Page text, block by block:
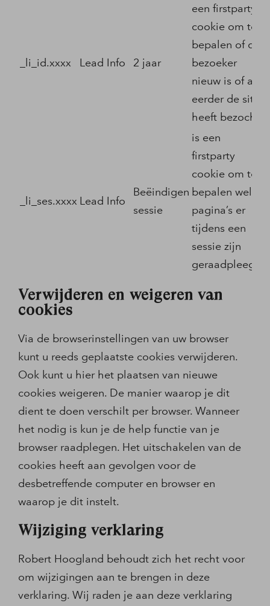
_li_id.xxxx Lead Info 2 jaar
een firstparty
cookie om te
bepalen of de
bezoeker
nieuw is of al
eerder de site
heeft bezocht.
_li_ses.xxxx Lead Info
Beëindigen
sessie
is een
firstparty
cookie om te
bepalen welke
pagina’s er
tijdens een
sessie zijn
geraadpleegd.
Verwijderen en weigeren van
cookies
Via de browserinstellingen van uw browser
kunt u reeds geplaatste cookies verwijderen.
Ook kunt u hier het plaatsen van nieuwe
cookies weigeren. De manier waarop je dit
dient te doen verschilt per browser. Wanneer
het nodig is kun je de help functie van je
browser raadplegen. Het uitschakelen van de
cookies heeft aan gevolgen voor de
desbetreffende computer en browser en
waarop je dit instelt.
Wijziging verklaring
Robert Hoogland behoudt zich het recht voor
om wijzigingen aan te brengen in deze
verklaring. Wij raden je aan deze verklaring